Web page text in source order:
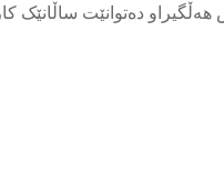
دەتوانێت ساڵانێک